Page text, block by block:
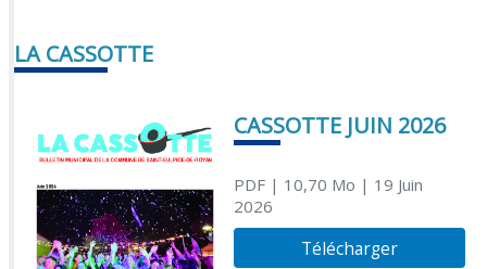
LA CASSOTTE
CASSOTTE JUIN 2026
PDF| 10,70 Mo | 19 Juin
2026
Télécharger